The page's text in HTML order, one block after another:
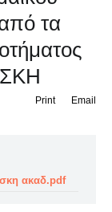
τα
Email
Print
ακαδ.pdf